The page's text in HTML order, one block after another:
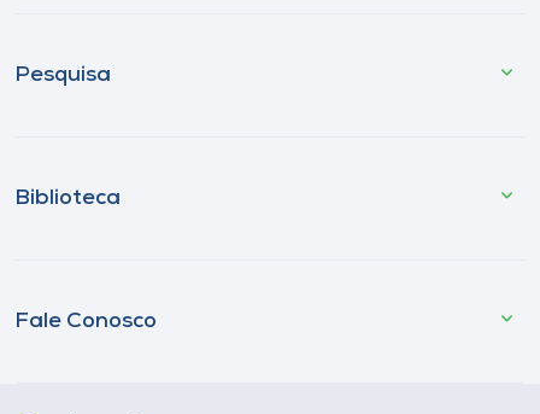
Pesquisa
Biblioteca
Fale Conosco